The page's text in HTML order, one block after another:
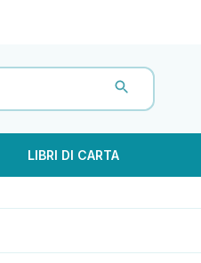
LIBRI DI CARTA